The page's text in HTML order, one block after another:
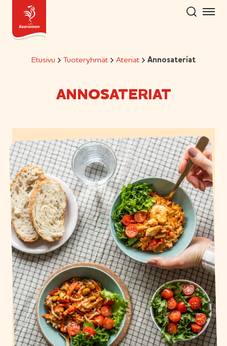
Hyppää
sisältöön
Etusivu Tuoteryhmät Ateriat Annosateriat
ANNOSATERIAT